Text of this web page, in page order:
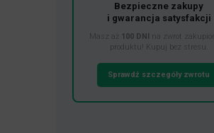
Bezpieczne zakupy
i gwarancja satysfakcji
Masz aż 100 DNI
na zwrot
produktu! Kupuj bez stresu.
Sprawdź szczegóły zwrotu